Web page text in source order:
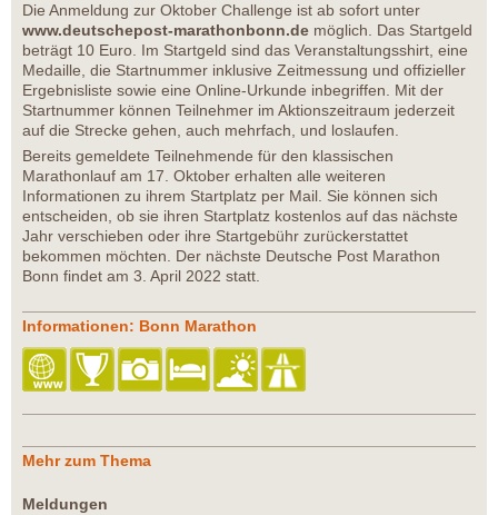
Die Anmeldung zur Oktober Challenge ist ab sofort unter
www.deutschepost-marathonbonn.de möglich. Das Startgeld
beträgt 10 Euro. Im Startgeld sind das Veranstaltungsshirt, eine
Medaille, die Startnummer inklusive Zeitmessung und offizieller
Ergebnisliste sowie eine Online-Urkunde inbegriffen. Mit der
Startnummer können Teilnehmer im Aktionszeitraum jederzeit
auf die Strecke gehen, auch mehrfach, und loslaufen.
Bereits gemeldete Teilnehmende für den klassischen
Marathonlauf am 17. Oktober erhalten alle weiteren
Informationen zu ihrem Startplatz per Mail. Sie können sich
entscheiden, ob sie ihren Startplatz kostenlos auf das nächste
Jahr verschieben oder ihre Startgebühr zurückerstattet
bekommen möchten. Der nächste Deutsche Post Marathon
Bonn findet am 3. April 2022 statt.
Informationen: Bonn Marathon
Mehr zum Thema
Meldungen